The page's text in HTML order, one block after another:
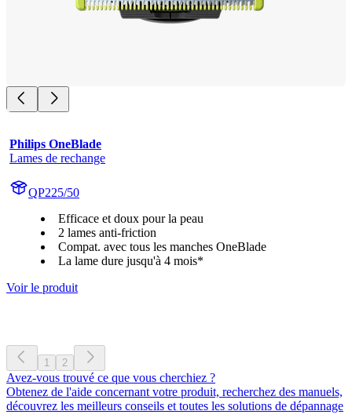
Philips OneBlade
Lames de rechange
QP225/50
Efficace et doux pour la peau
2 lames anti-friction
Compat. avec tous les manches OneBlade
La lame dure jusqu'à 4 mois*
Voir le produit
1 2
Avez-vous trouvé ce que vous cherchiez ?
Obtenez de l'aide concernant votre produit, recherchez des manuels,
découvrez les meilleurs conseils et toutes les solutions de dépannage